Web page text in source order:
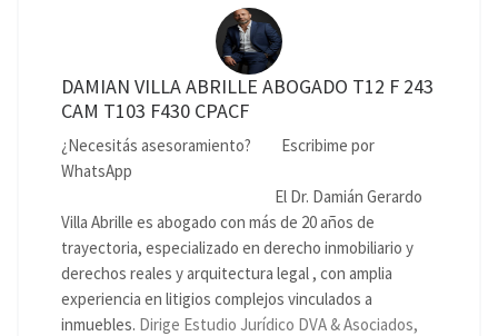
DAMIAN VILLA ABRILLE ABOGADO T12 F 243
CAM T103 F430 CPACF
¿Necesitás asesoramiento?
Escribime por
WhatsApp
El Dr. Damián Gerardo
Villa Abrille es abogado con más de 20 años de
trayectoria, especializado en derecho inmobiliario y
derechos reales y arquitectura legal , con amplia
experiencia en litigios complejos vinculados a
inmuebles. Dirige Estudio Jurídico DVA & Asociados,